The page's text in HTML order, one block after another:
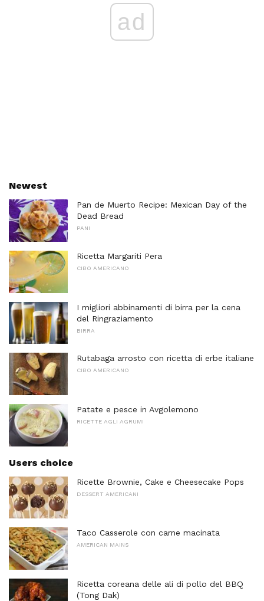
ad
Newest
Pan de Muerto Recipe: Mexican Day of the
Dead Bread
PANI
Ricetta Margariti Pera
CIBO AMERICANO
I migliori abbinamenti di birra per la cena
del Ringraziamento
BIRRA
Rutabaga arrosto con ricetta di erbe italiane
CIBO AMERICANO
Patate e pesce in Avgolemono
RICETTE AGLI AGRUMI
Users choice
Ricette Brownie, Cake e Cheesecake Pops
DESSERT AMERICANI
Taco Casserole con carne macinata
AMERICAN MAINS
Ricetta coreana delle ali di pollo del BBQ
(Tong Dak)